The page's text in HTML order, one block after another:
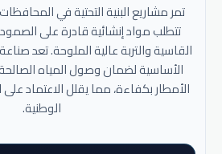
تمر مشاريع البنية التحتية في
تتطلب مواد إنشائية قادرة على
القاسية والتربة عالية الملوحة. تعد صناعة
الأساسية لضمان وصول المياه
الأمطار بكفاءة، مما يقلل الاعتماد على
الوطنية.